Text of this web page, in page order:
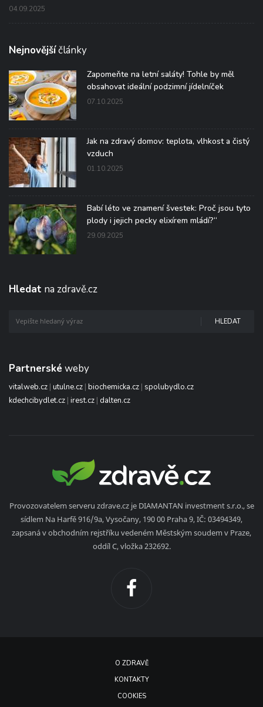
04.09.2025
Nejnovějšíčlánky
Zapomeňte na letní saláty! Tohle by měl
obsahovat ideální podzimní jídelníček
07.10.2025
Jak na zdravý domov: teplota, vlhkost a čistý
vzduch
01.10.2025
Babí léto ve znamení švestek: Proč jsou tyto
plody i jejich pecky elixírem mládí?“
29.09.2025
Hledat na zdravě.cz
HLEDAT
Partnerské weby
vitalweb.cz | utulne.cz | biochemicka.cz | spolubydlo.cz
kdechcibydlet.cz | irest.cz | dalten.cz
Provozovatelem serveru zdrave.cz je DIAMANTAN investment s.r.o., se
sídlem Na Harfě 916/9a, Vysočany, 190 00 Praha 9, IČ: 03494349,
zapsaná v obchodním rejstříku vedeném Městským soudem v Praze,
oddíl C, vložka 232692.
O ZDRAVĚ
KONTAKTY
COOKIES